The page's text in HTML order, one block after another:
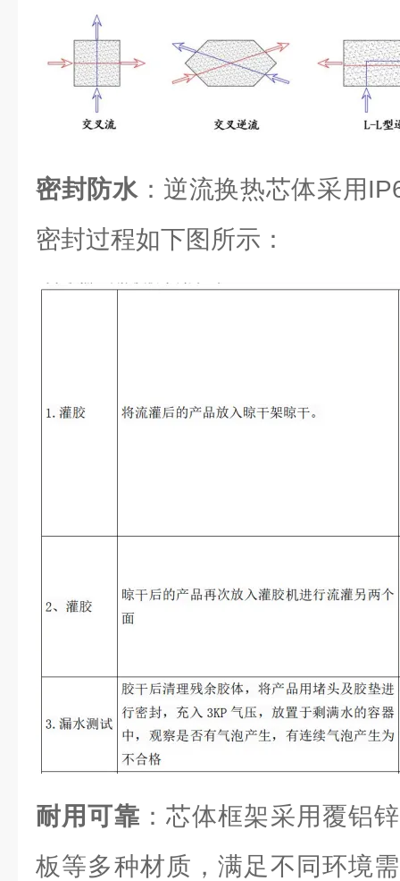
密封防水：逆流换热芯体采用
密封过程如下图所示：
耐用可靠 ：芯体框架采用覆铝
板等多种材质，满足不同环境